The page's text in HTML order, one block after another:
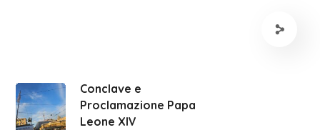
Conclave e
Proclamazione Papa
Leone XIV